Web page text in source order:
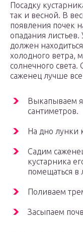
Посадку
так и весной. В
появления почек
опадания листьев.
должен
холодного ветра,
солнечного света.
саженец лучше
Выкапываем
сантиметров.
На дно лунки
Садим
кустарника
помещаться в
Поливаем
Засыпаем